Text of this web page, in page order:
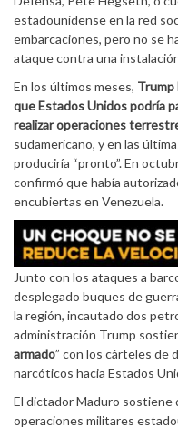
estadounidense en la red
embarcaciones, pero no se
ataque contra una
En los últimos meses, Trump
que Estados Unidos podría
realizar operaciones
sudamericano, y en las
produciría “pronto”. En
confirmó que había
encubiertas en Venezuela.
Junto con los ataques a
desplegado buques de
la región, incautado dos
administración Trump
armado” con los cárteles de
narcóticos hacia Estados
El dictador Maduro sostiene
operaciones militares